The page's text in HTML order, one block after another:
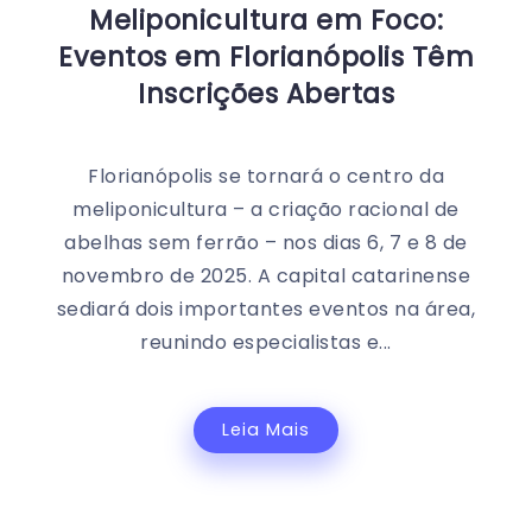
Meliponicultura em Foco:
Eventos em Florianópolis Têm
Inscrições Abertas
Florianópolis se tornará o centro da
meliponicultura – a criação racional de
abelhas sem ferrão – nos dias 6, 7 e 8 de
novembro de 2025. A capital catarinense
sediará dois importantes eventos na área,
reunindo especialistas e...
Leia Mais